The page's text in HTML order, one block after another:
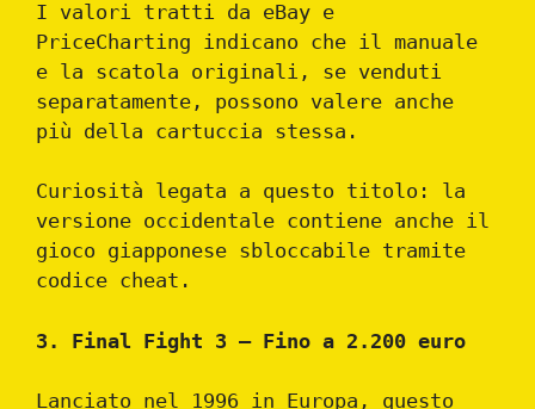
I valori tratti da eBay e
PriceCharting indicano che il manuale
e la scatola originali, se venduti
separatamente, possono valere anche
più della cartuccia stessa.
Curiosità legata a questo titolo: la
versione occidentale contiene anche il
gioco giapponese sbloccabile tramite
codice cheat.
3. Final Fight 3 – Fino a 2.200 euro
Lanciato nel 1996 in Europa, questo